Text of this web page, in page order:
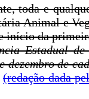
toda e
Animal e
início da
Estadual de
dezembro de
(redação dada